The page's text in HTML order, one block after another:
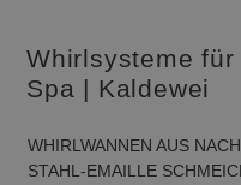
Whirlsysteme
Spa | Kaldewei
WHIRLWANNEN AUS
STAHL-EMAILLE